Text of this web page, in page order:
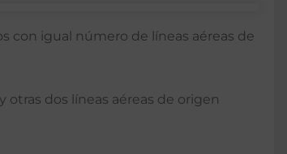
con igual número de líneas aéreas de
dos líneas aéreas de origen